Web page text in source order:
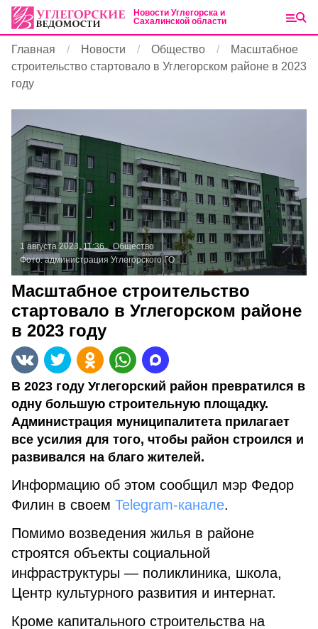
Новости Углегорска и
Сахалинской области
Главная Новости Общество
Масштабное
строительство стартовало в Углегорском районе в 2023
году
1 августа 2023, 11:36
Общество
Фото:администрация Углегорского ГО
Масштабное строительство
стартовало в Углегорском районе
в 2023 году
В 2023 году Углегорский район превратился в
одну большую строительную площадку.
Администрация муниципалитета прилагает
все усилия для того, чтобы район строился и
развивался на благо жителей.
Информацию об этом сообщил мэр Федор
Филин в своем Telegram-канале.
Помимо возведения жилья в районе
строятся объекты социальной
инфраструктуры — поликлиника, школа,
Центр культурного развития и интернат.
Кроме капитального строительства на